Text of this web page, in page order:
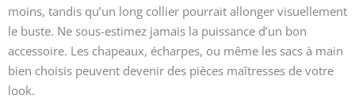
moins, tandis qu’un long collier pourrait allonger visuellement
le buste. Ne sous-estimez jamais la puissance d’un bon
accessoire. Les chapeaux, écharpes, ou même les sacs à main
bien choisis peuvent devenir des pièces maîtresses de votre
look.